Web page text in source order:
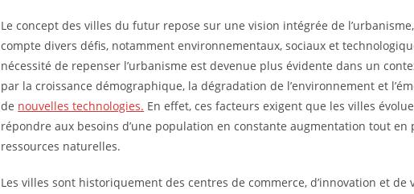
Le concept des villes du futur repose sur une vision intégrée de
compte divers défis, notamment environnementaux, sociaux et
nécessité de repenser l’urbanisme est devenue plus évidente dans un
par la croissance démographique, la dégradation de l’environnement et
de nouvelles technologies. En effet, ces facteurs exigent que les villes
répondre aux besoins d’une population en constante augmentation tout en
ressources naturelles.
Les villes sont historiquement des centres de commerce, d’innovation et de